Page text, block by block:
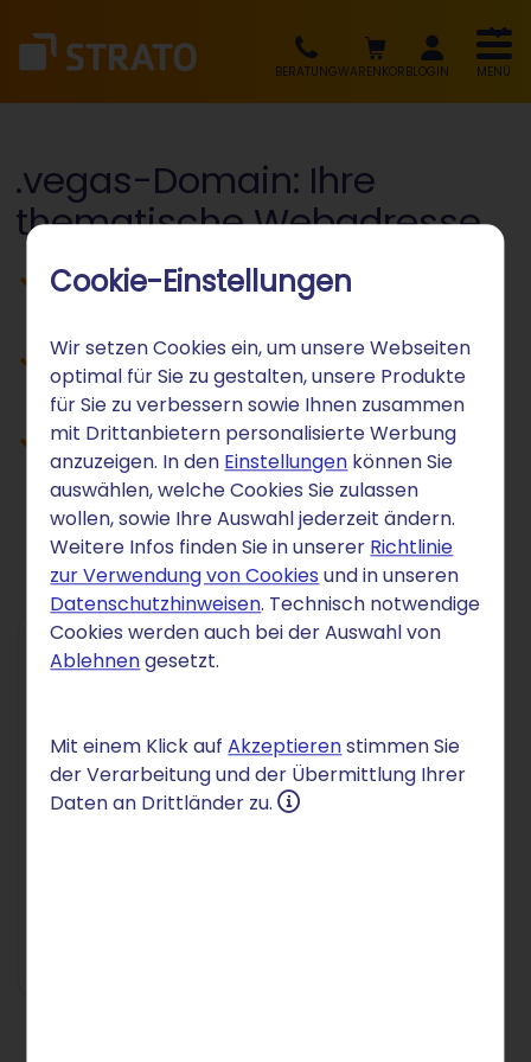
Cookie-Einstellungen
Wir setzen Cookies ein, um unsere Webseiten
optimal für Sie zu gestalten, unsere Produkte
für Sie zu verbessern sowie Ihnen zusammen
mit Drittanbietern personalisierte Werbung
anzuzeigen. In den Einstellungen können Sie
auswählen, welche Cookies Sie zulassen
wollen, sowie Ihre Auswahl jederzeit ändern.
Weitere Infos finden Sie in unserer Richtlinie
zur Verwendung von Cookies und in unseren
Datenschutzhinweisen. Technisch notwendige
Cookies werden auch bei der Auswahl von
Ablehnengesetzt.
Mit einem Klick aufAkzeptierenstimmen Sie
der Verarbeitung und der Übermittlung Ihrer
Daten an Drittländer zu.
BERATUNGWARENKORBLOGIN MENÜ
.vegas-Domain: Ihre
thematische Webadresse
Las Vegas Entertainment und Casino-
Gaming-Metropole und Unterhaltung
adressieren
Entertainment-City-Themen
kommunizieren
.vegas
3,90 €/Mon.